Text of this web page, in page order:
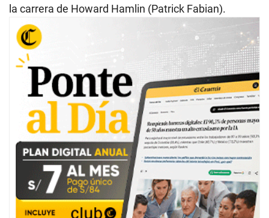
la carrera de Howard Hamlin (Patrick Fabian).